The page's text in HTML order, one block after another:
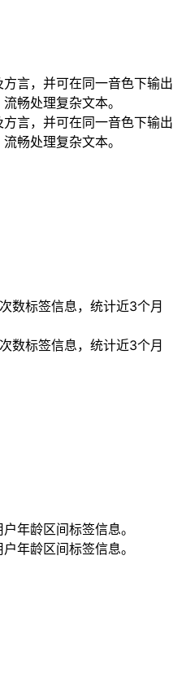
言，并可在同一音色下输出
畅处理复杂文本。
言，并可在同一音色下输出
畅处理复杂文本。
数标签信息，统计近3个月
数标签信息，统计近3个月
年龄区间标签信息。
年龄区间标签信息。